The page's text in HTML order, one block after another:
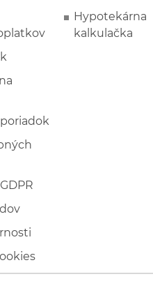
Hypotekárna
kalkulačka